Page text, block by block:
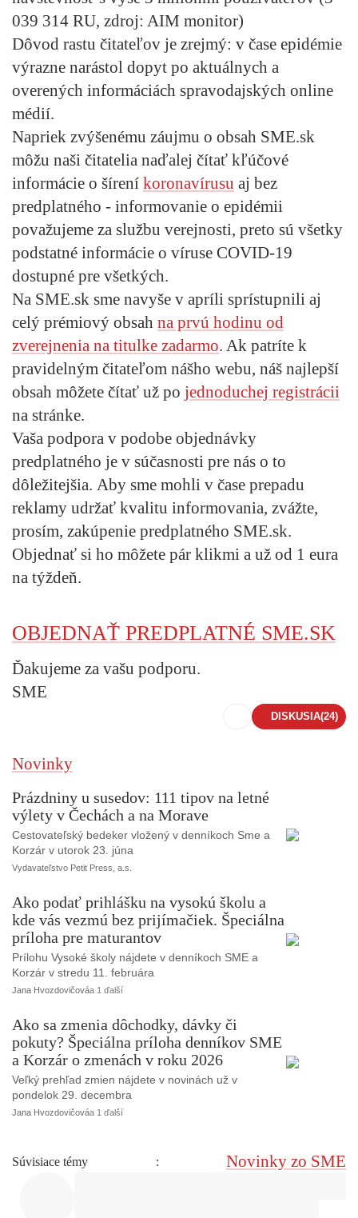
039 314 RU, zdroj: AIM monitor)
Dôvod rastu čitateľov je zrejmý: v čase epidémie
výrazne narástol dopyt po aktuálnych a
overených informáciách spravodajských online
médií.
Napriek zvýšenému záujmu o obsah SME.sk
môžu naši čitatelia naďalej čítať kľúčové
informácie o šírení koronavírusu aj bez
predplatného - informovanie o epidémii
považujeme za službu verejnosti, preto sú všetky
podstatné informácie o víruse COVID-19
dostupné pre všetkých.
Na SME.sk sme navyše v apríli sprístupnili aj
celý prémiový obsah na prvú hodinu od
zverejnenia na titulke zadarmo. Ak patríte k
pravidelným čitateľom nášho webu, náš najlepší
obsah môžete čítať už po jednoduchej registrácii
na stránke.
Vaša podpora v podobe objednávky
predplatného je v súčasnosti pre nás o to
dôležitejšia. Aby sme mohli v čase prepadu
reklamy udržať kvalitu informovania, zvážte,
prosím, zakúpenie predplatného SME.sk.
Objednať si ho môžete pár klikmi a už od 1 eura
na týždeň.
OBJEDNAŤ PREDPLATNÉ SME.SK
Ďakujeme za vašu podporu.
SME
DISKUSIA(24)
Novinky
Prázdniny u susedov: 111 tipov na letné
výlety v Čechách a na Morave
Cestovateľský bedeker vložený v denníkoch Sme a
Korzár v utorok 23. júna
Vydavateľstvo Petit Press, a.s.
Ako podať prihlášku na vysokú školu a
kde vás vezmú bez prijímačiek. Špeciálna
príloha pre maturantov
Prílohu Vysoké školy nájdete v denníkoch SME a
Korzár v stredu 11. februára
Jana Hvozdovičováa 1 ďalší
Ako sa zmenia dôchodky, dávky či
pokuty? Špeciálna príloha denníkov SME
a Korzár o zmenách v roku 2026
Veľký prehľad zmien nájdete v novinách už v
pondelok 29. decembra
Jana Hvozdovičováa 1 ďalší
Súvisiace témy : Novinky zo SME